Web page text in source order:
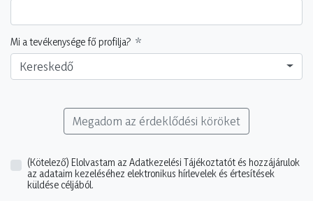
Mi a tevékenysége fő profilja?
Kereskedő
Megadom az érdeklődési köröket
(Kötelező) Elolvastam az Adatkezelési Tájékoztatót és hozzájárulok
az adataim kezeléséhez elektronikus hírlevelek és értesítések
küldése céljából.